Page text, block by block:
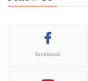
facebook